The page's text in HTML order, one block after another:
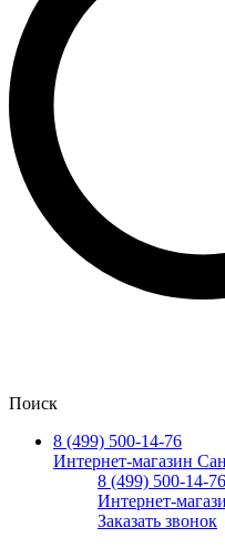
Поиск
8 (499) 500-14-76
Интернет-магазин
8 (499) 500-14-76
Интернет-
Заказать звонок